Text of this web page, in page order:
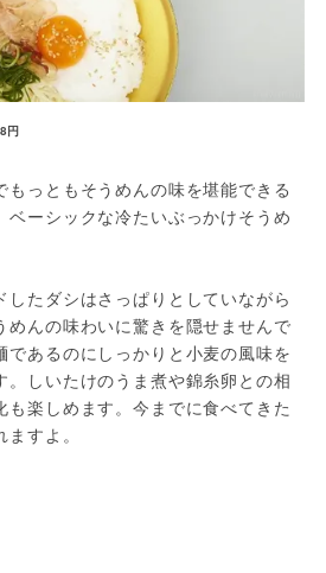
円
もっともそうめんの味を堪能できる
ベーシックな冷たいぶっかけそうめ
したダシはさっぱりとしていながら
めんの味わいに驚きを隠せませんで
あるのにしっかりと小麦の風味を
。しいたけのうま煮や錦糸卵との相
も楽しめます。今までに食べてきた
すよ。